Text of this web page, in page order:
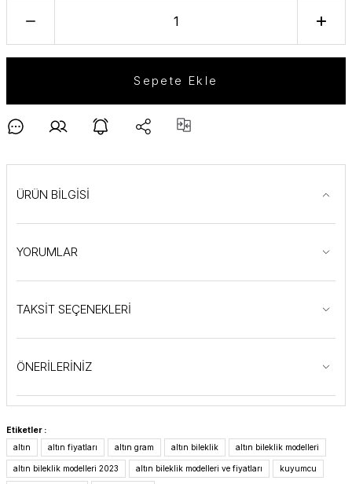
Sepete Ekle
ÜRÜN BİLGİSİ
YORUMLAR
TAKSİT SEÇENEKLERİ
ÖNERİLERİNİZ
Etiketler :
altın
altın fiyatları altın gram altın bileklik altın bileklik modelleri
altın bileklik modelleri 2023 altın bileklik modelleri ve fiyatları kuyumcu